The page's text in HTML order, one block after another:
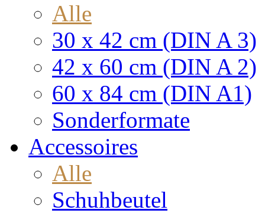
Alle
30 x 42 cm (DIN A 3)
42 x 60 cm (DIN A 2)
60 x 84 cm (DIN A1)
Sonderformate
Accessoires
Alle
Schuhbeutel